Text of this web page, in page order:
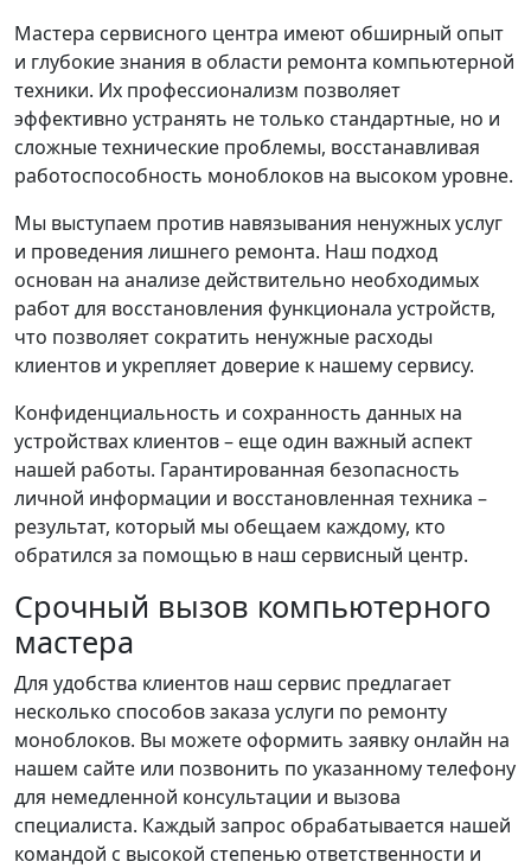
Мастера сервисного центра имеют обширный опыт
и глубокие знания в области ремонта компьютерной
техники. Их профессионализм позволяет
эффективно устранять не только стандартные, но и
сложные технические проблемы, восстанавливая
работоспособность моноблоков на высоком уровне.
Мы выступаем против навязывания ненужных услуг
и проведения лишнего ремонта. Наш подход
основан на анализе действительно необходимых
работ для восстановления функционала устройств,
что позволяет сократить ненужные расходы
клиентов и укрепляет доверие к нашему сервису.
Конфиденциальность и сохранность данных на
устройствах клиентов – еще один важный аспект
нашей работы. Гарантированная безопасность
личной информации и восстановленная техника –
результат, который мы обещаем каждому, кто
обратился за помощью в наш сервисный центр.
Срочный вызов компьютерного
мастера
Для удобства клиентов наш сервис предлагает
несколько способов заказа услуги по ремонту
моноблоков. Вы можете оформить заявку онлайн на
нашем сайте или позвонить по указанному телефону
для немедленной консультации и вызова
специалиста. Каждый запрос обрабатывается нашей
командой с высокой степенью ответственности и